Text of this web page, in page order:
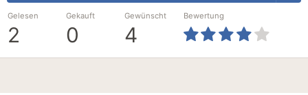
Gelesen
2
Gekauft
0
Gewünscht
4
Bewertung